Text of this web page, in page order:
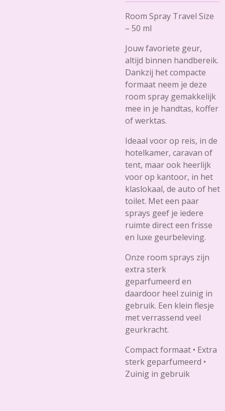
Room Spray Travel Size
– 50 ml
Jouw favoriete geur,
altijd binnen handbereik.
Dankzij het compacte
formaat neem je deze
room spray gemakkelijk
mee in je handtas, koffer
of werktas.
Ideaal voor op reis, in de
hotelkamer, caravan of
tent, maar ook heerlijk
voor op kantoor, in het
klaslokaal, de auto of het
toilet. Met een paar
sprays geef je iedere
ruimte direct een frisse
en luxe geurbeleving.
Onze room sprays zijn
extra sterk
geparfumeerd en
daardoor heel zuinig in
gebruik. Een klein flesje
met verrassend veel
geurkracht.
Compact formaat • Extra
sterk geparfumeerd •
Zuinig in gebruik